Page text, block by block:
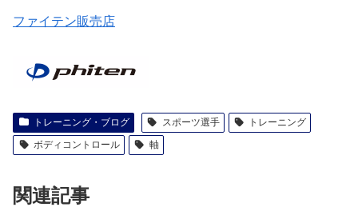
ファイテン販売店
トレーニング・ブログ スポーツ選手
トレーニング
ボディコントロール
軸
関連記事